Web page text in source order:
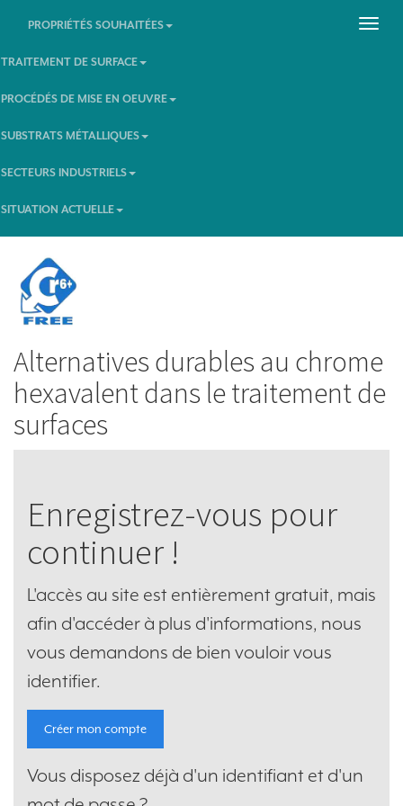
PROPRIÉTÉS SOUHAITÉES
TRAITEMENT DE SURFACE
PROCÉDÉS DE MISE EN OEUVRE
SUBSTRATS MÉTALLIQUES
SECTEURS INDUSTRIELS
SITUATION ACTUELLE
Alternatives durables au chrome
hexavalent dans le traitement de
surfaces
Enregistrez-vous pour
continuer !
L'accès au site est entièrement gratuit, mais
afin d'accéder à plus d'informations, nous
vous demandons de bien vouloir vous
identifier.
Créer mon compte
Vous disposez déjà d'un identifiant et d'un